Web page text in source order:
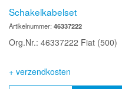
Schakelkabelset
Artikelnummer: 46337222
Org.Nr.: 46337222 Fiat (500)
+ verzendkosten